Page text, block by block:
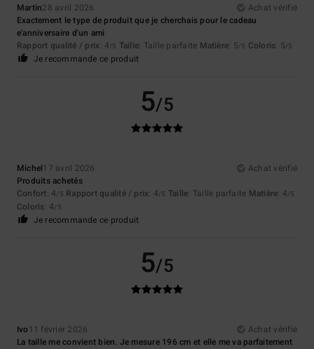
Martin28 avril 2026
Achat vérifié
Exactement le type de produit que je cherchais pour le cadeau
e'anniversaire d'un ami
Rapport qualité / prix: 4/5 Taille: Taille parfaite Matière: 5/5 Coloris: 5/5
Je recommande ce produit
5/5
Michel17 avril 2026
Achat vérifié
Produits achetés
Confort: 4/5 Rapport qualité / prix: 4/5 Taille: Taille parfaite Matière: 4/5
Coloris: 4/5
Je recommande ce produit
5/5
Ivo 11 février 2026
Achat vérifié
La taille me convient bien. Je mesure 196 cm et elle me va parfaitement